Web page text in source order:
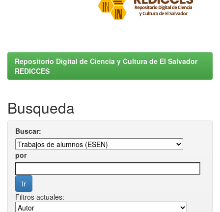
Repositorio Digital de Ciencia y Cultura de El Salvador
REDICCES
Busqueda
Buscar:
por
Filtros actuales: